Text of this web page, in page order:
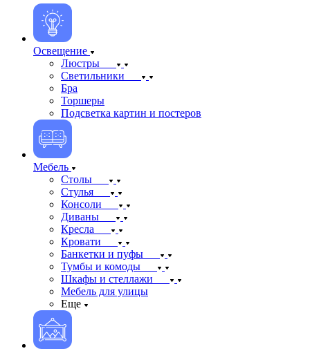
Освещение
Люстры
Светильники
Бра
Торшеры
Подсветка картин и постеров
Мебель
Столы
Стулья
Консоли
Диваны
Кресла
Кровати
Банкетки и пуфы
Тумбы и комоды
Шкафы и стеллажи
Мебель для улицы
Еще